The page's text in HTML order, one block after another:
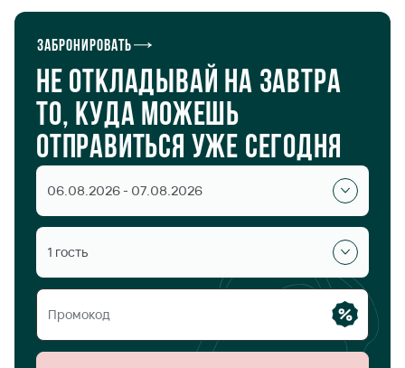
Забронировать
Не откладывай на завтра
то, куда можешь
отправиться уже сегодня
06.08.2026 - 07.08.2026
1 гость